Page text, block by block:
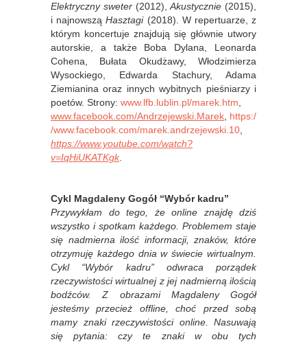
Elektryczny sweter(2012),Akustycznie (2015),
i najnowsząHasztagi(2018). W repertuarze, z
którym koncertuje znajdują się głównie utwory
autorskie, a także Boba Dylana, Leonarda
Cohena, Bułata Okudżawy, Włodzimierza
Wysockiego, Edwarda Stachury, Adama
Ziemianina oraz innych wybitnych pieśniarzy i
poetów. Strony: www.lfb.lublin.pl/marek.htm
www.facebook.com/Andrzejewski.Marek https:/
/www.facebook.com/marek.andrzejewski.10
https://www.youtube.com/watch?
v=IqHiUKATKgk.
Cykl Magdaleny Gogół “Wybór kadru”
Przywykłam do tego, że online znajdę dziś
wszystko i spotkam każdego. Problemem staje
się nadmierna ilość informacji, znaków, które
otrzymuję każdego dnia w świecie wirtualnym.
Cykl “Wybór kadru” odwraca porządek
rzeczywistości wirtualnej z jej nadmierną ilością
bodźców. Z obrazami Magdaleny Gogół
jesteśmy przecież offline, choć przed sobą
mamy znaki rzeczywistości online. Nasuwają
się pytania: czy te znaki w obu tych